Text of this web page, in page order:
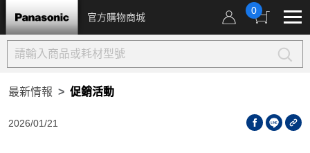
官方購物商城
0
最新情報 促銷活動
2026/01/21